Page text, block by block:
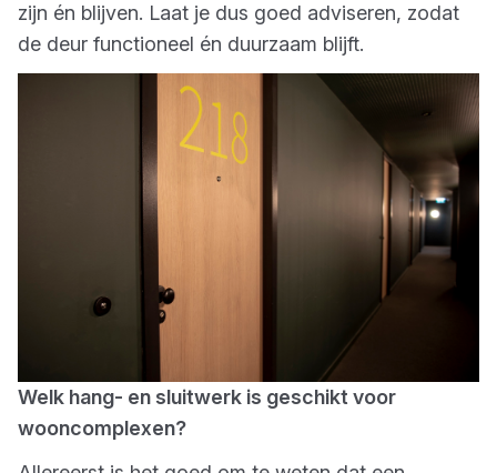
zijn én blijven. Laat je dus goed adviseren, zodat
de deur functioneel én duurzaam blijft.
Welk hang- en sluitwerk is geschikt voor
wooncomplexen?